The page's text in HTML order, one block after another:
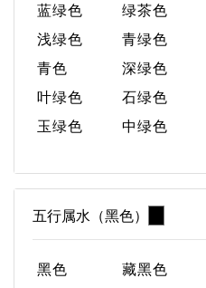
蓝绿色
绿茶色
浅绿色
青绿色
青色
深绿色
叶绿色
石绿色
玉绿色
中绿色
五行属水（黑色）
黑色 藏黑色